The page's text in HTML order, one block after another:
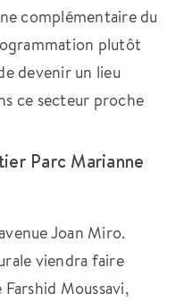
complémentaire du
plutôt
devenir un lieu
ce secteur proche
Parc Marianne
Joan Miro.
viendra faire
Moussavi,